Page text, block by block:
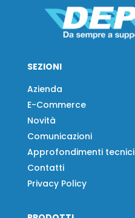
SEZIONI
Azienda
E-Commerce
Novità
Comunicazioni
Approfondimenti tecnici
Contatti
Privacy Policy